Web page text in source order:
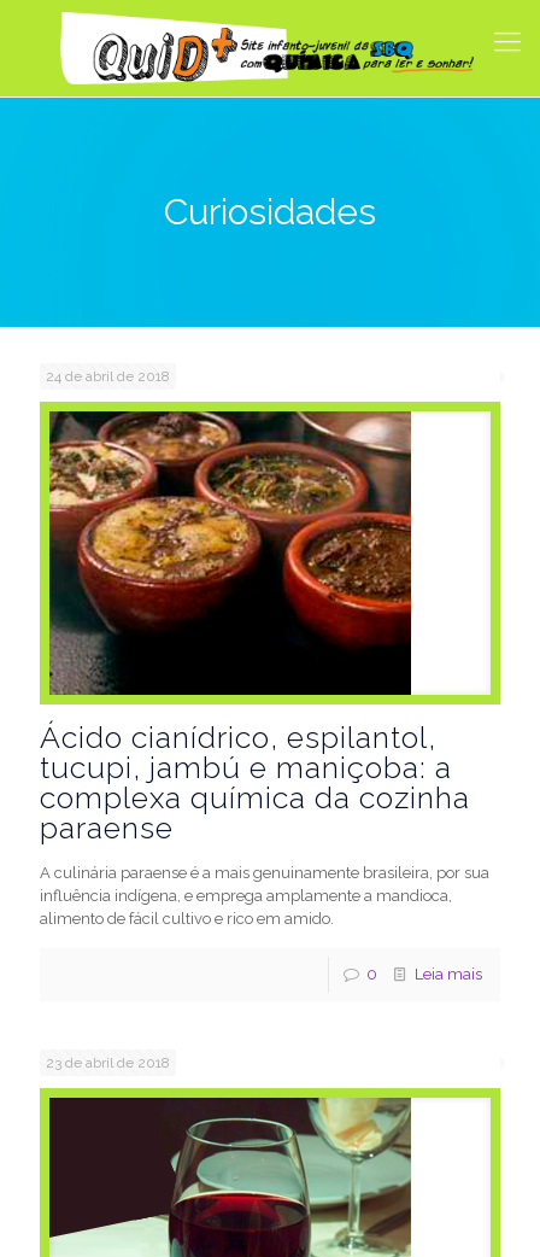
Curiosidades
24 de abril de 2018
Ácido cianídrico, espilantol,
tucupi, jambú e maniçoba: a
complexa química da cozinha
paraense
A culinária paraense é a mais genuinamente brasileira, por sua
influência indígena, e emprega amplamente a mandioca,
alimento de fácil cultivo e rico em amido.
0 Leia mais
23 de abril de 2018